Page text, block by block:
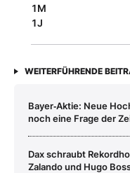
1M
1J
WEITERFÜHRENDE
Bayer‑Aktie: Neue
noch eine Frage der
Dax schraubt
Zalando und Hugo